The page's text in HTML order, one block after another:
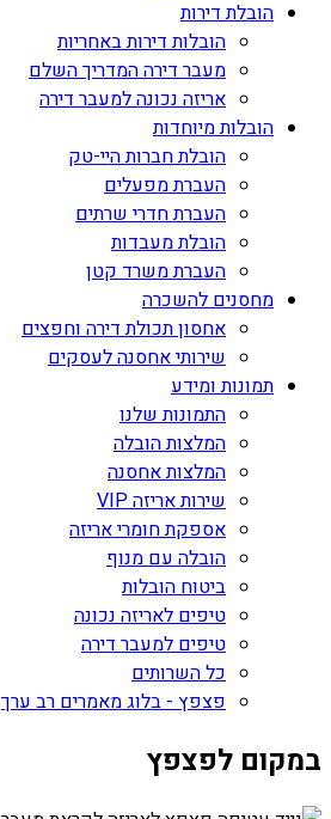
הובלת דירות
הובלות דירות באחריות
מעבר דירה המדריך השלם
אריזה נכונה למעבר דירה
הובלות מיוחדות
הובלת חברות היי-טק
העברת מפעלים
העברת חדרי שרתים
הובלת מעבדות
העברת משרד קטן
מחסנים להשכרה
אחסון תכולת דירה וחפצים
שירותי אחסנה לעסקים
תמונות ומידע
התמונות שלנו
המלצות הובלה
המלצות אחסנה
שירות אריזה VIP
אספקת חומרי אריזה
הובלה עם מנוף
ביטוח הובלות
טיפים לאריזה נכונה
טיפים למעבר דירה
כל השרותים
פצפץ - בלוג מאמרים רב ערך
במקום לפצפץ